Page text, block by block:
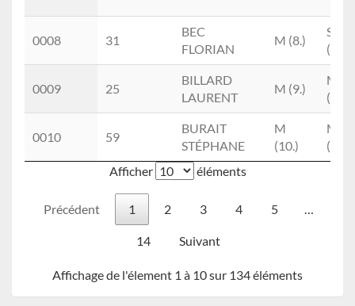
0008 31
BEC
FLORIAN
M (8.)
SEM
(1.)
0009 25
BILLARD
LAURENT
M (9.)
(1.)
0010 59
BURAIT
STÉPHANE
M
(10.)
(2.)
Afficher
éléments
Précédent 1 2 3 4 5 …
14 Suivant
Affichage de l'élement 1 à 10 sur 134 éléments